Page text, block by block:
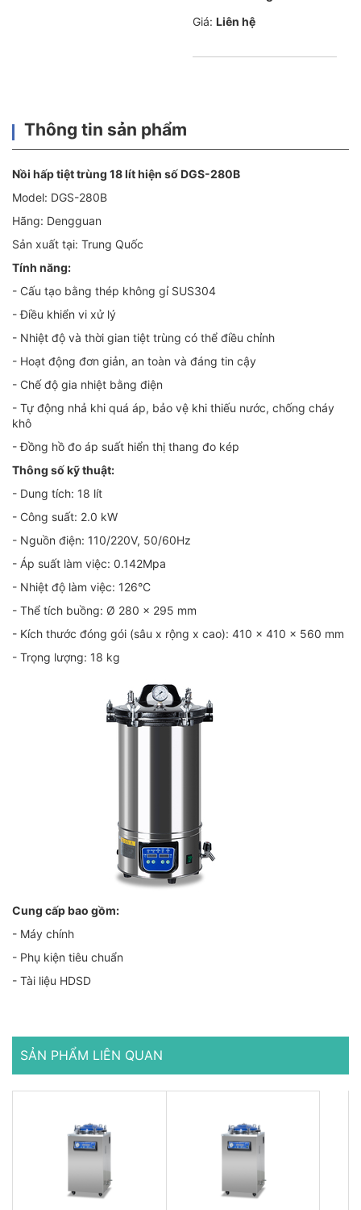
Giá: Liên hệ
Thông tin sản phẩm
Nồi hấp tiệt trùng 18 lít hiện số DGS-280B
Model: DGS-280B
Hãng: Dengguan
Sản xuất tại: Trung Quốc
Tính năng:
- Cấu tạo bằng thép không gỉ SUS304
- Điều khiển vi xử lý
- Nhiệt độ và thời gian tiệt trùng có thể điều chỉnh
- Hoạt động đơn giản, an toàn và đáng tin cậy
- Chế độ gia nhiệt bằng điện
- Tự động nhả khi quá áp, bảo vệ khi thiếu nước, chống cháy
khô
- Đồng hồ đo áp suất hiển thị thang đo kép
Thông số kỹ thuật:
- Dung tích: 18 lít
- Công suất: 2.0 kW
- Nguồn điện: 110/220V, 50/60Hz
- Áp suất làm việc: 0.142Mpa
- Nhiệt độ làm việc: 126°C
- Thể tích buồng: Ø 280 x 295 mm
- Kích thước đóng gói (sâu x rộng x cao): 410 x 410 x 560 mm
- Trọng lượng: 18 kg
Cung cấp bao gồm:
- Máy chính
- Phụ kiện tiêu chuẩn
- Tài liệu HDSD
SẢN PHẨM LIÊN QUAN